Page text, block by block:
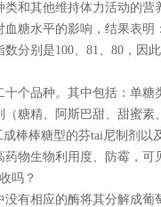
和其他维持体力活动的
糖水平的影响，结果表
分别是100、81、80，因
个品种。其中包括：单
糖精、阿斯巴甜、甜蜜
棒棒糖型的芬tai尼制剂以
物生物利用度、防霉，可
吗？
有相应的酶将其分解成